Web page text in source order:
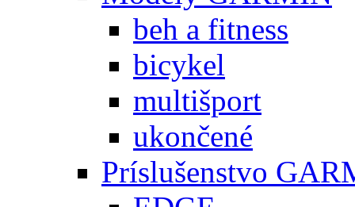
beh a fitness
bicykel
multišport
ukončené
Príslušenstvo